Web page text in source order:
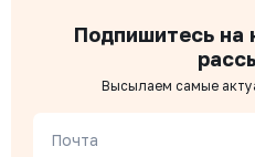
Подпишитесь на
Высылаем самые
Почта